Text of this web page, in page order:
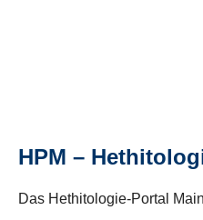
HPM –
Das Hethitologie-Portal